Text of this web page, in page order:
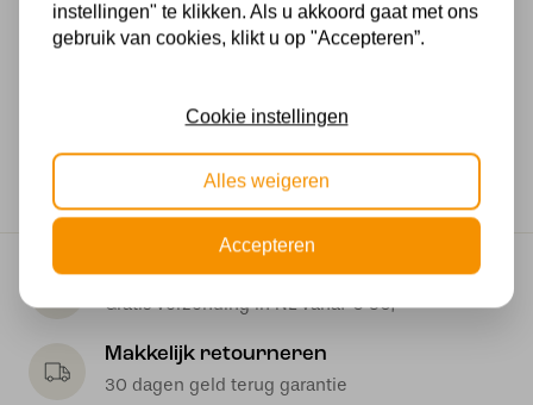
Lengte in MM
40 watt
Gratis verzending
Gratis verzending in NL vanaf € 50,-
Makkelijk retourneren
30 dagen geld terug garantie
instellingen" te klikken. Als u akkoord gaat met ons
gebruik van cookies, klikt u op "Accepteren”.
Cookie instellingen
Alles weigeren
Accepteren